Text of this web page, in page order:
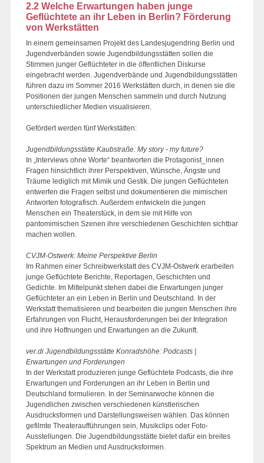
2.2 Welche Erwartungen haben junge
Geflüchtete an ihr Leben in Berlin? Förderung
von Werkstätten
In einem gemeinsamen Projekt des Landesjugendring Berlin und
Jugendverbänden sowie Jugendbildungsstätten sollen die
Stimmen junger Geflüchteter in die öffentlichen Diskurse
eingebracht werden. Jugendverbände und Jugendbildungsstätten
führen dazu im Sommer 2016 Werkstätten durch, in denen sie die
Positionen der jungen Menschen sammeln und durch Nutzung
unterschiedlicher Medien visualisieren.
Gefördert werden fünf Werkstätten:
Jugendbildungsstätte Kaubstraße: My story - my future?
In „Interviews ohne Worte“ beantworten die Protagonist_innen
Fragen hinsichtlich ihrer Perspektiven, Wünsche, Ängste und
Träume lediglich mit Mimik und Gestik. Die jungen Geflüchteten
entwerfen die Fragen selbst und dokumentieren die mimischen
Antworten fotografisch. Außerdem entwickeln die jungen
Menschen ein Theaterstück, in dem sie mit Hilfe von
pantomimischen Szenen ihre verschiedenen Geschichten sichtbar
machen wollen.
CVJM-Ostwerk: Meine Perspektive Berlin
Im Rahmen einer Schreibwerkstatt des CVJM-Ostwerk erarbeiten
junge Geflüchtete Berichte, Reportagen, Geschichten und
Gedichte. Im Mittelpunkt stehen dabei die Erwartungen junger
Geflüchteter an ein Leben in Berlin und Deutschland. In der
Werkstatt thematisieren und bearbeiten die jungen Menschen ihre
Erfahrungen von Flucht, Herausforderungen bei der Integration
und ihre Hoffnungen und Erwartungen an die Zukunft.
ver.di Jugendbildungsstätte Konradshöhe: Podcasts |
Erwartungen und Forderungen
In der Werkstatt produzieren junge Geflüchtete Podcasts, die ihre
Erwartungen und Forderungen an ihr Leben in Berlin und
Deutschland formulieren. In der Seminarwoche können die
Jugendlichen zwischen verschiedenen künstlerischen
Ausdrucksformen und Darstellungsweisen wählen. Das können
gefilmte Theateraufführungen sein, Musikclips oder Foto-
Ausstellungen. Die Jugendbildungsstätte bietet dafür ein breites
Spektrum an Medien und Ausdrucksformen.